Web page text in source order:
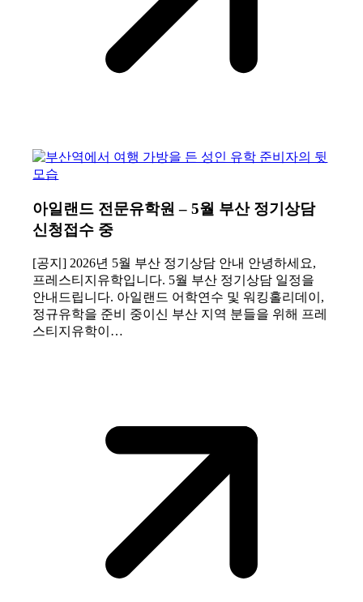
아일랜드 전문유학원 – 5월 부산 정기상담
신청접수 중
[공지] 2026년 5월 부산 정기상담 안내 안녕하세요,
프레스티지유학입니다. 5월 부산 정기상담 일정을
안내드립니다. 아일랜드 어학연수 및 워킹홀리데이,
정규유학을 준비 중이신 부산 지역 분들을 위해 프레
스티지유학이…